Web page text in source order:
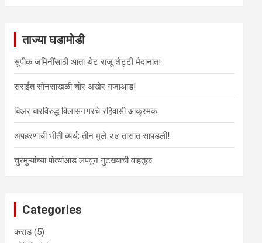
ताज्या घडामोडी
सुपीक जमिनींसाठी आता थेट राजू शेट्टी मैदानात!
सराईत सोनसाखळी चोर अखेर गजाआड!
बिअर बारविरुद्ध विलासनगरचे रहिवासी आक्रमक
अपहरणाची भीती व्यर्थ; तीन मुले २४ तासांत सापडली!
चुरमुऱ्यांच्या पोत्यांआड लपवून गुटख्याची वाहतूक
Categories
कराड(5)